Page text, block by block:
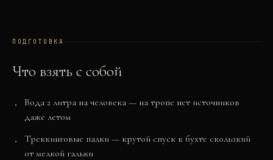
ПОДГОТОВКА
Что взять с собой
Вода 2 литра на человека — на тропе нет источников
даже летом
Треккинговые палки — крутой спуск к бухте скользкий
от мелкой гальки